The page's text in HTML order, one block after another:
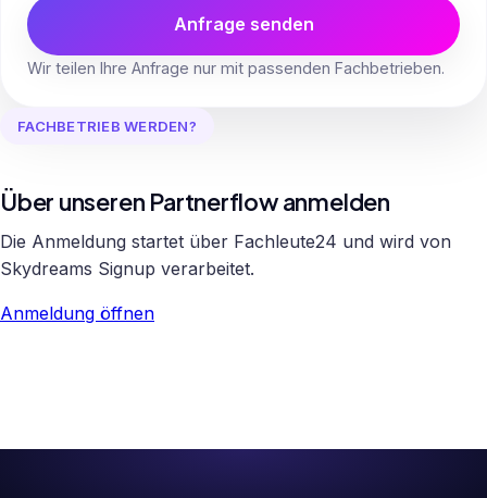
Anfrage senden
Wir teilen Ihre Anfrage nur mit passenden Fachbetrieben.
FACHBETRIEB WERDEN?
Über unseren Partnerflow anmelden
Die Anmeldung startet über Fachleute24 und wird von
Skydreams Signup verarbeitet.
Anmeldung öffnen